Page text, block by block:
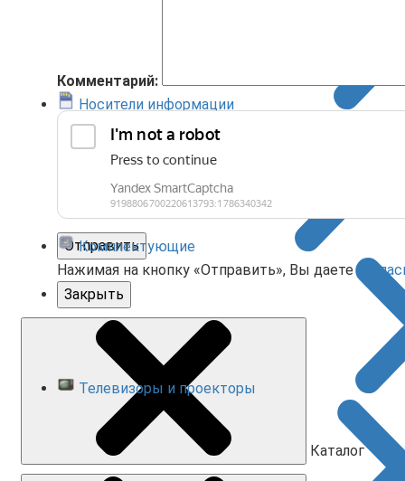
Комментарий:
Отправить
Нажимая на кнопку «Отправить», Вы даете
Закрыть
Каталог
Носители информации
Комплектующие
Телевизоры и проекторы